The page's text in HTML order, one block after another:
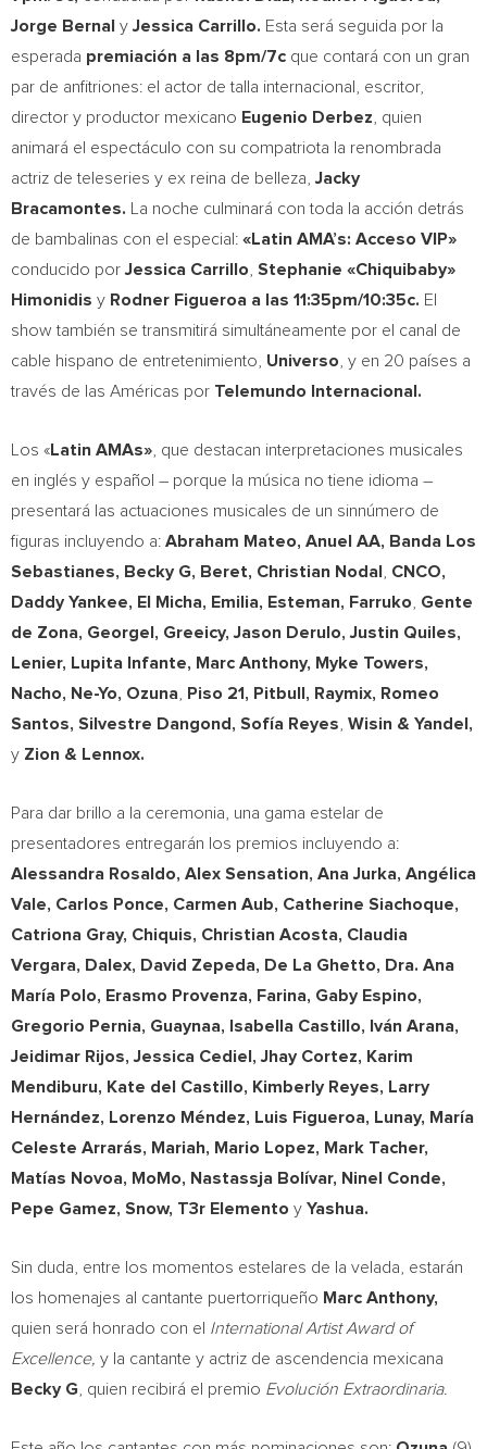
Jorge Bernal y Jessica Carrillo. Esta será seguida por la
esperada premiación a las 8pm/7c que contará con un gran
par de anfitriones: el actor de talla internacional, escritor,
director y productor mexicano Eugenio Derbez , quien
animará el espectáculo con su compatriota la renombrada
actriz de teleseries y ex reina de belleza,Jacky
Bracamontes.
La noche culminará con toda la acción detrás
de bambalinas con el especial: «Latin AMA’s: Acceso VIP»
conducido porJessica Carrillo Stephanie «Chiquibaby»
Himonidis y Rodner Figueroa a las 11:35pm/10:35c. El
show también se transmitirá simultáneamente por el canal de
cable hispano de entretenimiento, Universo , y en 20 países a
través de las Américas por Telemundo Internacional.
Los «Latin AMAs» , que destacan interpretaciones musicales
en inglés y español – porque la música no tiene idioma –
presentará las actuaciones musicales de un sinnúmero de
figuras incluyendo a: Abraham Mateo, Anuel AA, Banda Los
Sebastianes, Becky G, Beret, Christian Nodal
CNCO,
Daddy Yankee, El Micha, Emilia, Esteman, Farruko
Gente
de Zona, Georgel, Greeicy, Jason Derulo,Justin Quiles,
Lenier, Lupita Infante, Marc Anthony, Myke Towers,
Nacho, Ne-Yo, Ozuna
Piso 21, Pitbull, Raymix, Romeo
Santos, Silvestre Dangond , Sofía Reyes Wisin & Yandel,
y Zion & Lennox.
Para dar brillo a la ceremonia, una gama estelar de
presentadores entregarán los premios incluyendo a:
Alessandra Rosaldo, Alex Sensation, Ana Jurka, Angélica
Vale, Carlos Ponce, Carmen Aub, Catherine Siachoque,
Catriona Gray, Chiquis, Christian Acosta, Claudia
Vergara, Dalex, David Zepeda, De La Ghetto, Dra. Ana
María Polo, Erasmo Provenza, Farina, Gaby Espino,
Gregorio Pernia, Guaynaa, Isabella Castillo, Iván Arana,
Jeidimar Rijos,Jessica Cediel ,Jhay Cortez, Karim
Mendiburu, Kate del Castillo, Kimberly Reyes, Larry
Hernández, Lorenzo Méndez, Luis Figueroa, Lunay, María
Celeste Arrarás, Mariah, Mario Lopez, Mark Tacher,
Matías Novoa, MoMo, Nastassja Bolívar, Ninel Conde,
Pepe Gamez, Snow, T3r Elemento y Yashua.
Sin duda, entre los momentos estelares de la velada, estarán
los homenajes al cantante puertorriqueño Marc Anthony,
quien será honrado con el International Artist Award of
Excellence, y la cantante y actriz de ascendencia mexicana
Becky G , quien recibirá el premio Evolución Extraordinaria.